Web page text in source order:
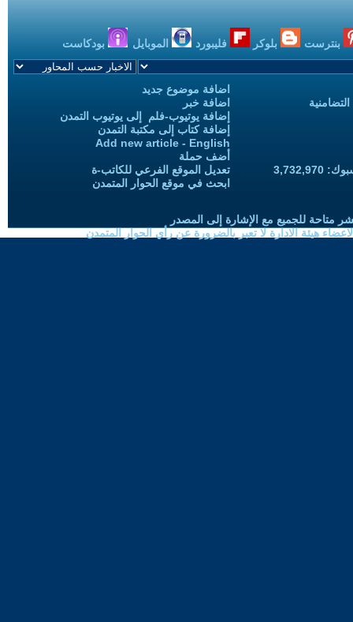
بنترست بلوكر فليبورد الموبايل بودكاست
اضافة موضوع جديد
اضافة خبر
إضافة يوتيوب-فلم إلى يوتيوب التمدن
إضافة كتاب إلى مكتبة التمدن
Add new article - English
أضف حملة
تعديل الموقع الفرعي للكاتب-ة
ابحث في موقع الحوار المتمدن
متاحة للجميع مع الإشارة إلى المصدر
هيئة الادارة لا تعبر بالضرورة عن رأي الحوار المتمدن